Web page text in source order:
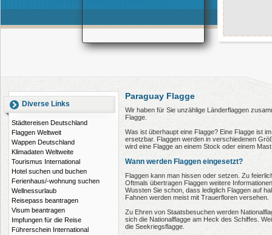
Diverse Links
Städtereisen Deutschland
Flaggen Weltweit
Wappen Deutschland
Klimadaten Weltweite
Tourismus International
Hotel suchen und buchen
Ferienhaus/-wohnung suchen
Wellnessurlaub
Reisepass beantragen
Visum beantragen
Impfungen für die Reise
Führerschein International
Paraguay Flagge
Wir haben für Sie unzählige Länderflaggen
Flagge.
Was ist überhaupt eine Flagge? Eine Flagge ist
ersetzbar. Flaggen werden in verschiedenen
wird eine Flagge an einem Stock oder einem
Wann werden Flaggen eingesetzt?
Flaggen kann man hissen oder setzen. Zu
Oftmals übertragen Flaggen weitere
Wussten Sie schon, dass lediglich Flaggen auf
Fahnen werden meist mit Trauerfloren versehen.
Zu Ehren von Staatsbesuchen werden
sich die Nationalflagge am Heck des Schiffes.
die Seekriegsflagge.